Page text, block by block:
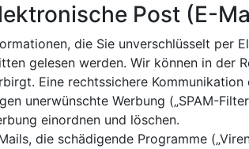
Post (E-
die Sie unverschlüsselt per
gelesen werden. Wir können in der
Eine rechtssichere
unerwünschte Werbung („SPAM-
einordnen und löschen.
die schädigende Programme